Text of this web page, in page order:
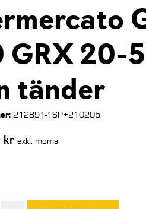
GRX 20-
tänder
212891-1SP+210205
kr exkl. moms